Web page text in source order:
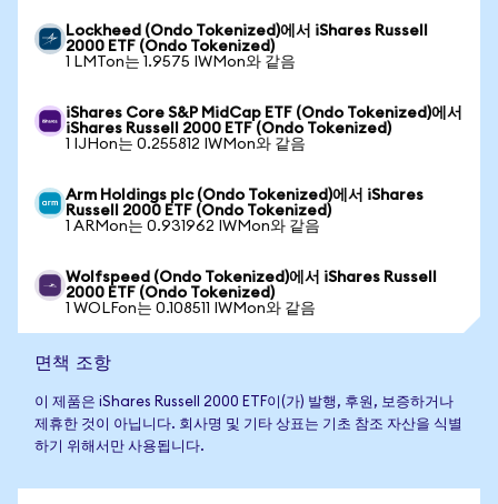
Lockheed (Ondo Tokenized)에서 iShares Russell
2000 ETF (Ondo Tokenized)
1 LMTon는 1.9575 IWMon와 같음
iShares Core S&P MidCap ETF (Ondo Tokenized)에서
iShares Russell 2000 ETF (Ondo Tokenized)
1 IJHon는 0.255812 IWMon와 같음
Arm Holdings plc (Ondo Tokenized)에서 iShares
Russell 2000 ETF (Ondo Tokenized)
1 ARMon는 0.931962 IWMon와 같음
Wolfspeed (Ondo Tokenized)에서 iShares Russell
2000 ETF (Ondo Tokenized)
1 WOLFon는 0.108511 IWMon와 같음
면책 조항
이 제품은 iShares Russell 2000 ETF이(가) 발행, 후원, 보증하거나
제휴한 것이 아닙니다. 회사명 및 기타 상표는 기초 참조 자산을 식별
하기 위해서만 사용됩니다.